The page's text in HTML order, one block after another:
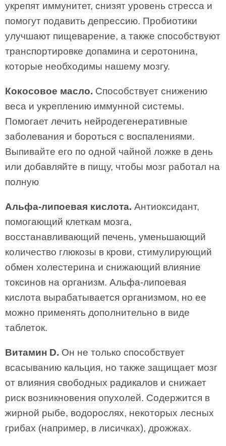
укрепят иммунитет, снизят уровень стресса и
помогут подавить депрес­сию. Пробиотики
улучшают пищеварение, а также способствуют
транспортировке допамина и серотонина,
которые необ­ходимы нашему мозгу.
Кокосовое масло. Способствует снижению
веса и укреплению иммунной системы.
Помогает лечить нейродегенеративные
заболевания и бороться с воспалениями.
Выпивайте его по одной чайной ложке в день
или добавляйте в пищу, чтобы мозг работал на
полную
Альфа-липоевая кислота. Антиоксидант,
помогающий клеткам мозга,
восстанавливающий печень, уменьшающий
количество глюкозы в крови, стимулирующий
обмен холестерина и снижающий влияние
токсинов на организм. Альфа-липоевая
кислота вырабатывается организмом, но ее
можно применять дополнительно в виде
таблеток.
Витамин D. Он не только способствует
всасыванию кальция, но также защищает мозг
от влияния свободных радикалов и снижает
риск возникновения опухолей. Содержится в
жирной рыбе, водорослях, некоторых лесных
грибах (например, в лисичках), дрожжах.